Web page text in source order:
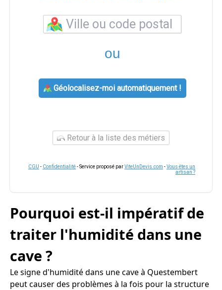
ou
Géolocalisez-moi automatiquement !
Retour à la liste des métiers
CGU - Confidentialité- Service proposé parViteUnDevis.com -Vous êtes un
artisan ?
Pourquoi est-il impératif de
traiter l'humidité dans une
cave ?
Le signe d'humidité dans une cave à Questembert
peut causer des problèmes à la fois pour la structure